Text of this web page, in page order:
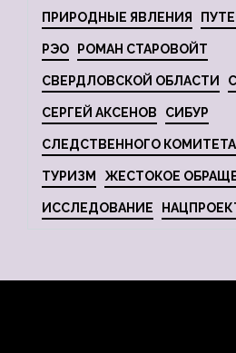
ПРИРОДНЫЕ ЯВЛЕНИЯ
РЭО РОМАН СТАРОВОЙТ
СВЕРДЛОВСКОЙ ОБЛАСТИ
СЕРГЕЙ АКСЕНОВ СИБУР
СЛЕДСТВЕННОГО
ТУРИЗМ ЖЕСТОКОЕ
ИССЛЕДОВАНИЕ